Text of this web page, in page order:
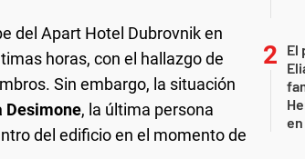
del Apart Hotel Dubrovnik en
horas, con el hallazgo de
Sin embargo, la situación
Desimone, la última persona
del edificio en el momento de
El